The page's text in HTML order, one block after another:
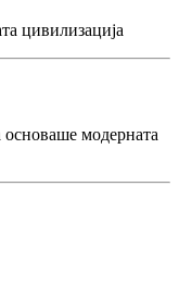
цивилизација
основаше модерната